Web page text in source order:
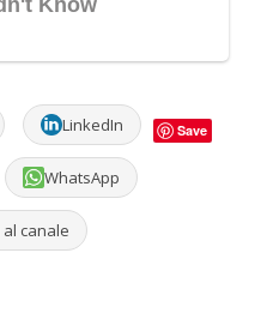
LinkedIn Save
WhatsApp
canale